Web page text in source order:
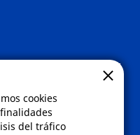
cookies
del tráfico